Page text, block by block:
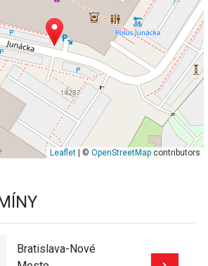
Leaflet| © OpenStreetMapcontributors
Bratislava-Nové